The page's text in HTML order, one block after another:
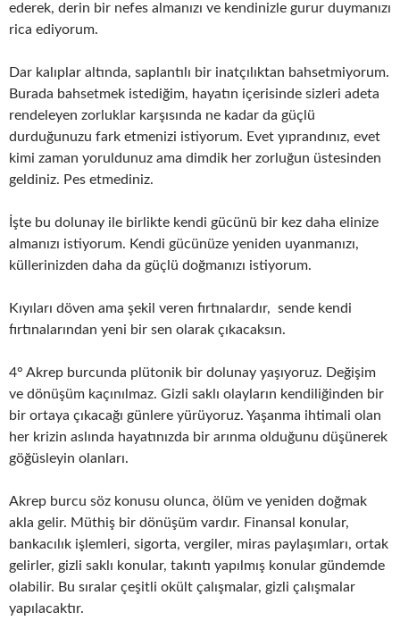
ederek, derin bir nefes almanızı ve kendinizle gurur duymanızı
rica ediyorum.
Dar kalıplar altında, saplantılı bir inatçılıktan bahsetmiyorum.
Burada bahsetmek istediğim, hayatın içerisinde sizleri adeta
rendeleyen zorluklar karşısında ne kadar da güçlü
durduğunuzu fark etmenizi istiyorum. Evet yıprandınız, evet
kimi zaman yoruldunuz ama dimdik her zorluğun üstesinden
geldiniz. Pes etmediniz.
İşte bu dolunay ile birlikte kendi gücünü bir kez daha elinize
almanızı istiyorum. Kendi gücünüze yeniden uyanmanızı,
küllerinizden daha da güçlü doğmanızı istiyorum.
Kıyıları döven ama şekil veren fırtınalardır, sende kendi
fırtınalarından yeni bir sen olarak çıkacaksın.
4° Akrep burcunda plütonik bir dolunay yaşıyoruz. Değişim
ve dönüşüm kaçınılmaz. Gizli saklı olayların kendiliğinden bir
bir ortaya çıkacağı günlere yürüyoruz. Yaşanma ihtimali olan
her krizin aslında hayatınızda bir arınma olduğunu düşünerek
göğüsleyin olanları.
Akrep burcu söz konusu olunca, ölüm ve yeniden doğmak
akla gelir. Müthiş bir dönüşüm vardır. Finansal konular,
bankacılık işlemleri, sigorta, vergiler, miras paylaşımları, ortak
gelirler, gizli saklı konular, takıntı yapılmış konular gündemde
olabilir. Bu sıralar çeşitli okült çalışmalar, gizli çalışmalar
yapılacaktır.